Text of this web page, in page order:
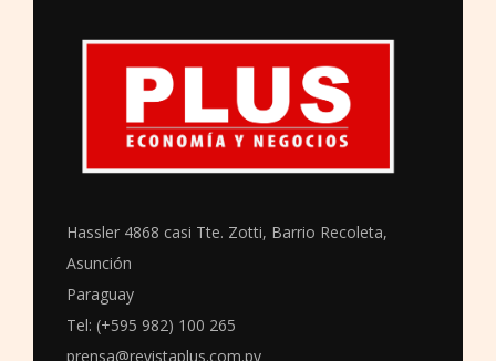
Hassler 4868 casi Tte. Zotti, Barrio Recoleta,
Asunción
Paraguay
Tel: (+595 982) 100 265
prensa@revistaplus.com.py